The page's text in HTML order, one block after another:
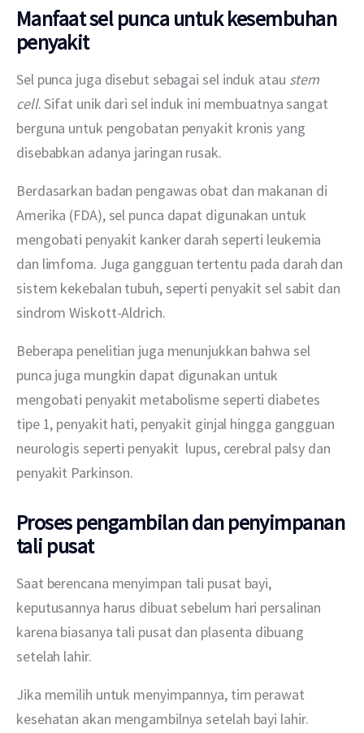
Manfaat sel punca untuk kesembuhan
penyakit
Sel punca juga disebut sebagai sel induk atau stem
cell. Sifat unik dari sel induk ini membuatnya sangat
berguna untuk pengobatan penyakit kronis yang
disebabkan adanya jaringan rusak.
Berdasarkan badan pengawas obat dan makanan di
Amerika (FDA), sel punca dapat digunakan untuk
mengobati penyakit kanker darah seperti leukemia
dan limfoma. Juga gangguan tertentu pada darah dan
sistem kekebalan tubuh, seperti penyakit sel sabit dan
sindrom Wiskott-Aldrich.
Beberapa penelitian juga menunjukkan bahwa sel
punca juga mungkin dapat digunakan untuk
mengobati penyakit metabolisme seperti diabetes
tipe 1, penyakit hati, penyakit ginjal hingga gangguan
neurologis seperti penyakit  lupus, cerebral palsy dan
penyakit Parkinson.
Proses pengambilan dan penyimpanan
tali pusat
Saat berencana menyimpan tali pusat bayi,
keputusannya harus dibuat sebelum hari persalinan
karena biasanya tali pusat dan plasenta dibuang
setelah lahir.
Jika memilih untuk menyimpannya, tim perawat
kesehatan akan mengambilnya setelah bayi lahir.